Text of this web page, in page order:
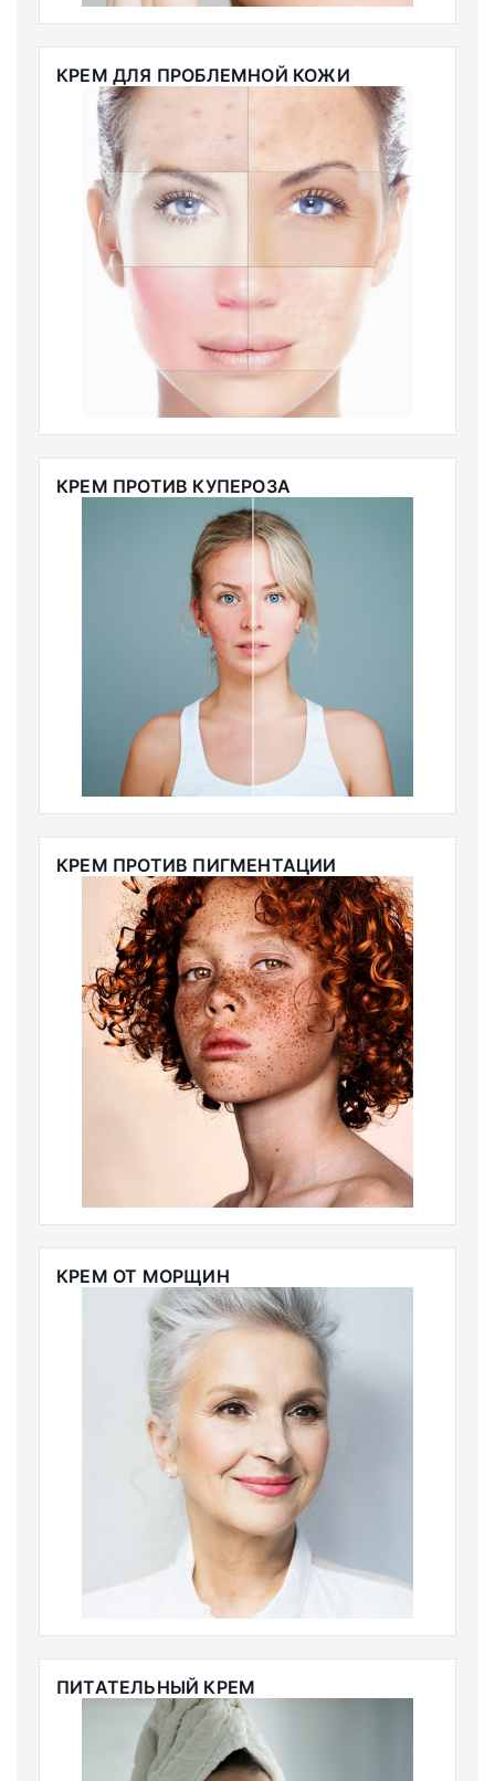
КРЕМ ДЛЯ ПРОБЛЕМНОЙ КОЖИ
КРЕМ ПРОТИВ КУПЕРОЗА
КРЕМ ПРОТИВ ПИГМЕНТАЦИИ
КРЕМ ОТ МОРЩИН
ПИТАТЕЛЬНЫЙ КРЕМ